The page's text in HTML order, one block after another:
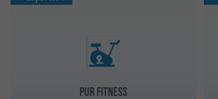
Pur Fitness